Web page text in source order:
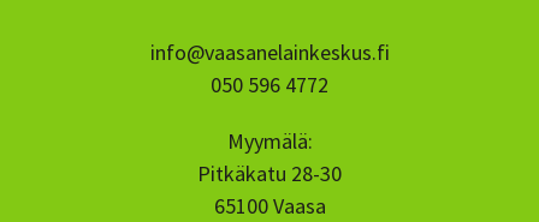
info@vaasanelainkeskus.fi
050 596 4772
Myymälä:
Pitkäkatu 28-30
65100 Vaasa